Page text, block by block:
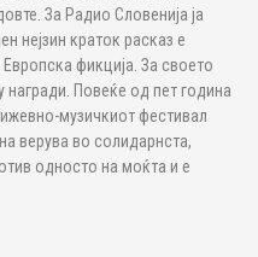
За Радио Словенија ја
нејзин краток расказ е
фикција. За своето
Повеќе од пет година
музичкиот фестивал
верува во солидарнста,
односто на моќта и е